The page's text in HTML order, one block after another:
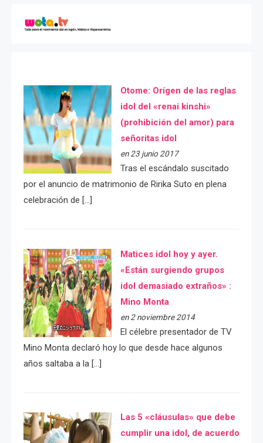
Otome: Orígen de las reglas
idol del «renai kinshi»
(prohibición del amor) para
señoritas idol
en 23 junio 2017
Tras el escándalo suscitado
por el anuncio de matrimonio de Ririka Suto en plena
celebración de […]
Matices idol hoy y ayer.
«Están surgiendo grupos
idol demasiado extraños» :
Mino Monta
en 2 noviembre 2014
El célebre presentador de TV
Mino Monta declaró hoy lo que desde hace algunos
años saltaba a la […]
Las 5 «cláusulas» que debe
cumplir una idol, de acuerdo